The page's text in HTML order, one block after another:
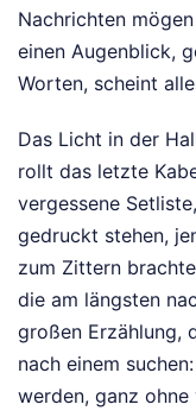
Nachrichten
einen Augenblick,
Worten, scheint
Das Licht in der
rollt das letzte
vergessene
gedruckt stehen,
zum Zittern
die am längsten
großen Erzählung,
nach einem
werden, ganz ohne